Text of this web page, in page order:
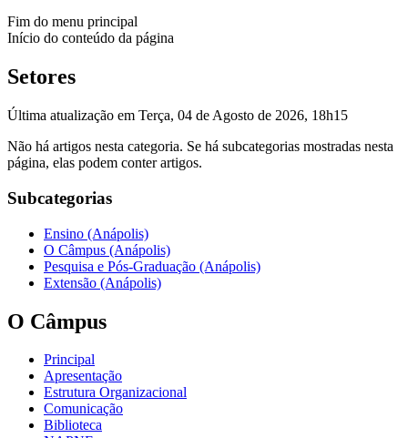
Fim do menu principal
Início do conteúdo da página
Setores
Última atualização em Terça, 04 de Agosto de 2026, 18h15
Não há artigos nesta categoria. Se há subcategorias mostradas nesta
página, elas podem conter artigos.
Subcategorias
Ensino (Anápolis)
O Câmpus (Anápolis)
Pesquisa e Pós-Graduação (Anápolis)
Extensão (Anápolis)
O Câmpus
Principal
Apresentação
Estrutura Organizacional
Comunicação
Biblioteca